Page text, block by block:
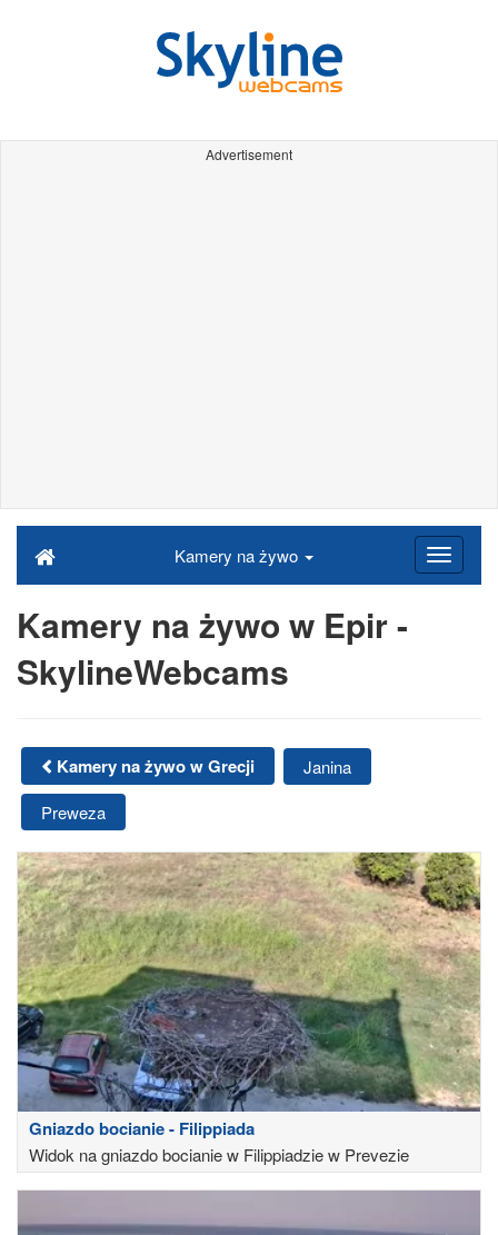
Advertisement
Kamery na żywo
Kamery na żywo w Epir -
SkylineWebcams
Kamery na żywo w Grecji
Janina
Preweza
Gniazdo bocianie - Filippiada
Widok na gniazdo bocianie w Filippiadzie w Prevezie